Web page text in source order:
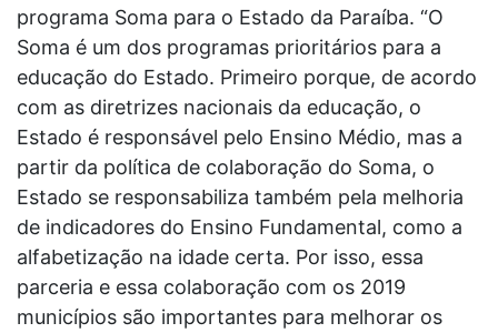
programa Soma para o Estado da Paraíba. “O
Soma é um dos programas prioritários para a
educação do Estado. Primeiro porque, de acordo
com as diretrizes nacionais da educação, o
Estado é responsável pelo Ensino Médio, mas a
partir da política de colaboração do Soma, o
Estado se responsabiliza também pela melhoria
de indicadores do Ensino Fundamental, como a
alfabetização na idade certa. Por isso, essa
parceria e essa colaboração com os 2019
municípios são importantes para melhorar os